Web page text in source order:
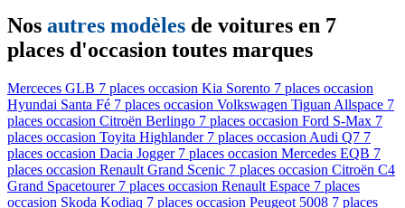
Nos autres modèles de voitures en 7
places d'occasion toutes marques
Merceces GLB 7 places occasion Kia Sorento 7 places occasion
Hyundai Santa Fé 7 places occasion Volkswagen Tiguan Allspace 7
places occasion Citroën Berlingo 7 places occasion Ford S-Max 7
places occasion Toyita Highlander 7 places occasion Audi Q7 7
places occasion Dacia Jogger 7 places occasion Mercedes EQB 7
places occasion Renault Grand Scenic 7 places occasion Citroën C4
Grand Spacetourer 7 places occasion Renault Espace 7 places
occasion Skoda Kodiaq 7 places occasion Peugeot 5008 7 places